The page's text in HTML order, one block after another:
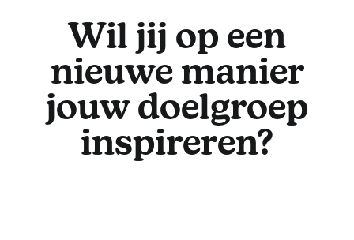
Wil jij op een
nieuwe manier
jouw doelgroep
inspireren?